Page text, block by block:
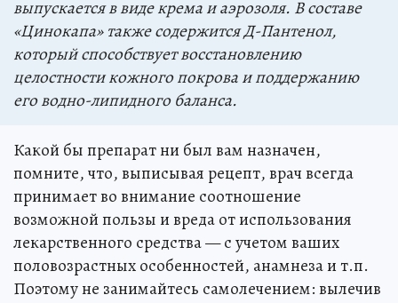
выпускается в виде крема и аэрозоля. В составе
«Цинокапа» также содержится Д-Пантенол,
который способствует восстановлению
целостности кожного покрова и поддержанию
его водно-липидного баланса.
Какой бы препарат ни был вам назначен,
помните, что, выписывая рецепт, врач всегда
принимает во внимание соотношение
возможной пользы и вреда от использования
лекарственного средства — с учетом ваших
половозрастных особенностей, анамнеза и т.п.
Поэтому не занимайтесь самолечением: вылечив